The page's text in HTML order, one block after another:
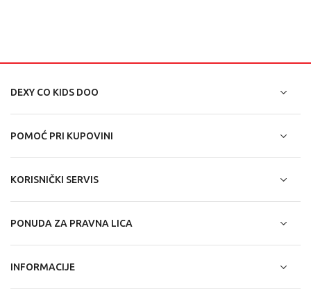
DEXY CO KIDS DOO
POMOĆ PRI KUPOVINI
KORISNIČKI SERVIS
PONUDA ZA PRAVNA LICA
INFORMACIJE